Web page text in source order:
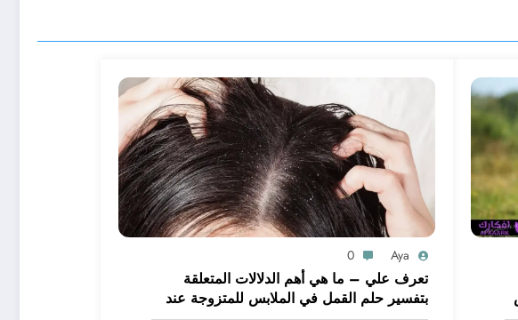
Aya
0
تعرف علي – ما هي أهم الدلالات المتعلقة
بتفسير حلم القمل في الملابس للمتزوجة عند